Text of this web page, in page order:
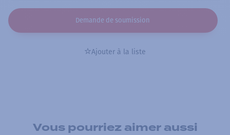
Demande de soumission
Ajouter à la liste
Vous pourriez aimer aussi